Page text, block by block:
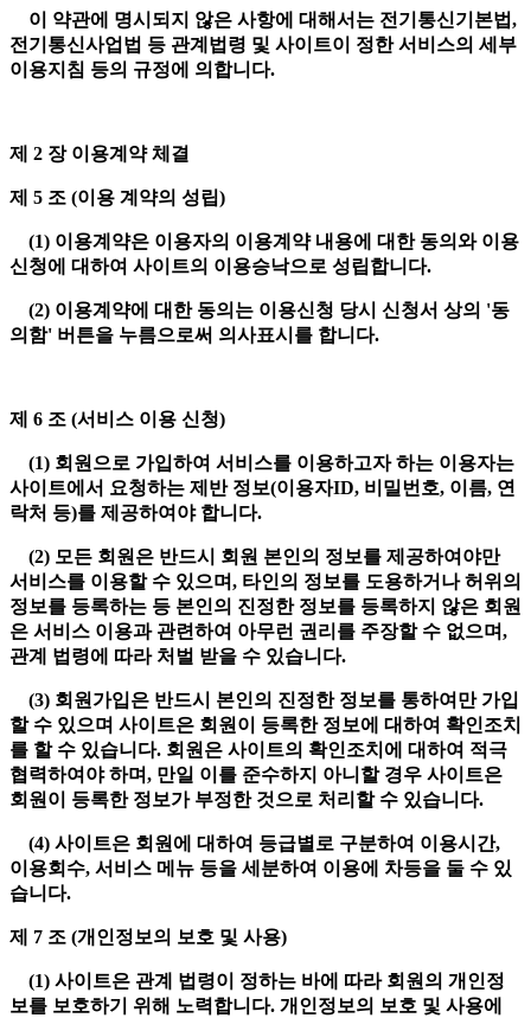
이 약관에 명시되지 않은 사항에 대해서는 전기통신기본법,
전기통신사업법 등 관계법령 및 사이트이 정한 서비스의 세부
이용지침 등의 규정에 의합니다.
제 2 장 이용계약 체결
제 5 조 (이용 계약의 성립)
(1) 이용계약은 이용자의 이용계약 내용에 대한 동의와 이용
신청에 대하여 사이트의 이용승낙으로 성립합니다.
(2) 이용계약에 대한 동의는 이용신청 당시 신청서 상의 '동
의함' 버튼을 누름으로써 의사표시를 합니다.
제 6 조 (서비스 이용 신청)
(1) 회원으로 가입하여 서비스를 이용하고자 하는 이용자는
사이트에서 요청하는 제반 정보(이용자ID, 비밀번호, 이름, 연
락처 등)를 제공하여야 합니다.
(2) 모든 회원은 반드시 회원 본인의 정보를 제공하여야만
서비스를 이용할 수 있으며, 타인의 정보를 도용하거나 허위의
정보를 등록하는 등 본인의 진정한 정보를 등록하지 않은 회원
은 서비스 이용과 관련하여 아무런 권리를 주장할 수 없으며,
관계 법령에 따라 처벌 받을 수 있습니다.
(3) 회원가입은 반드시 본인의 진정한 정보를 통하여만 가입
할 수 있으며 사이트은 회원이 등록한 정보에 대하여 확인조치
를 할 수 있습니다. 회원은 사이트의 확인조치에 대하여 적극
협력하여야 하며, 만일 이를 준수하지 아니할 경우 사이트은
회원이 등록한 정보가 부정한 것으로 처리할 수 있습니다.
(4) 사이트은 회원에 대하여 등급별로 구분하여 이용시간,
이용회수, 서비스 메뉴 등을 세분하여 이용에 차등을 둘 수 있
습니다.
제 7 조 (개인정보의 보호 및 사용)
(1) 사이트은 관계 법령이 정하는 바에 따라 회원의 개인정
보를 보호하기 위해 노력합니다. 개인정보의 보호 및 사용에